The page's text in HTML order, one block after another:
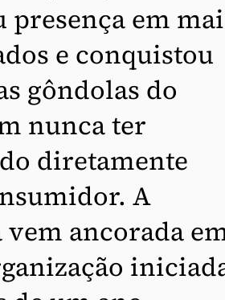
em
e conquistou
gôndolas do
nunca ter
diretamente
A
ancorada